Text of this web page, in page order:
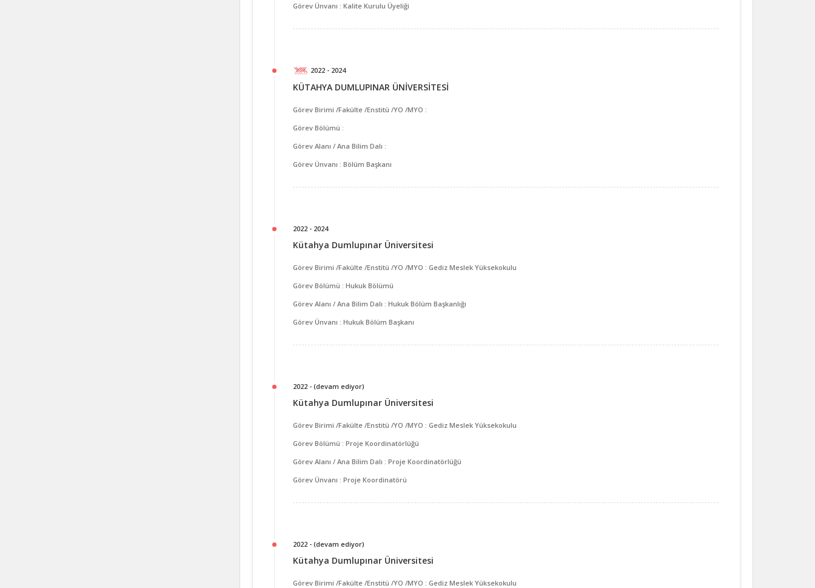
Görev Ünvanı : Kalite Kurulu Üyeliği
2022 - 2024
KÜTAHYA DUMLUPINAR ÜNİVERSİTESİ
Görev Birimi /Fakülte /Enstitü /YO /MYO :
Görev Bölümü :
Görev Alanı / Ana Bilim Dalı :
Görev Ünvanı : Bölüm Başkanı
2022 - 2024
Kütahya Dumlupınar Üniversitesi
Görev Birimi /Fakülte /Enstitü /YO /MYO : Gediz Meslek Yüksekokulu
Görev Bölümü : Hukuk Bölümü
Görev Alanı / Ana Bilim Dalı : Hukuk Bölüm Başkanlığı
Görev Ünvanı : Hukuk Bölüm Başkanı
2022 - (devam ediyor)
Kütahya Dumlupınar Üniversitesi
Görev Birimi /Fakülte /Enstitü /YO /MYO : Gediz Meslek Yüksekokulu
Görev Bölümü : Proje Koordinatörlüğü
Görev Alanı / Ana Bilim Dalı : Proje Koordinatörlüğü
Görev Ünvanı : Proje Koordinatörü
2022 - (devam ediyor)
Kütahya Dumlupınar Üniversitesi
Görev Birimi /Fakülte /Enstitü /YO /MYO : Gediz Meslek Yüksekokulu